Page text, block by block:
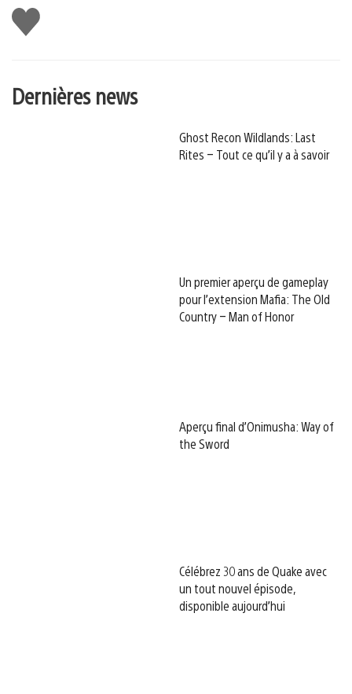
J'aime
Dernières news
Ghost Recon Wildlands: Last
Rites – Tout ce qu’il y a à savoir
Un premier aperçu de gameplay
pour l’extension Mafia: The Old
Country – Man of Honor
Aperçu final d’Onimusha: Way of
the Sword
Célébrez 30 ans de Quake avec
un tout nouvel épisode,
disponible aujourd’hui